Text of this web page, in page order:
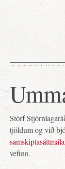
Störf
tjöldum og við
vefinn.